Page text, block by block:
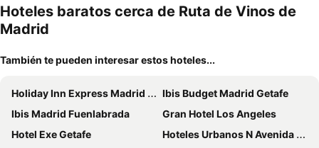
mascotas
miento
Hoteles baratos cerca de Ruta de Vinos de
Madrid
También te pueden interesar estos hoteles...
Holiday Inn Express Madrid - Getafe By Ihg
Ibis Budget Madrid Getafe
Ibis Madrid Fuenlabrada
Gran Hotel Los Angeles
Hotel Exe Getafe
Hoteles Urbanos N Avenida de España